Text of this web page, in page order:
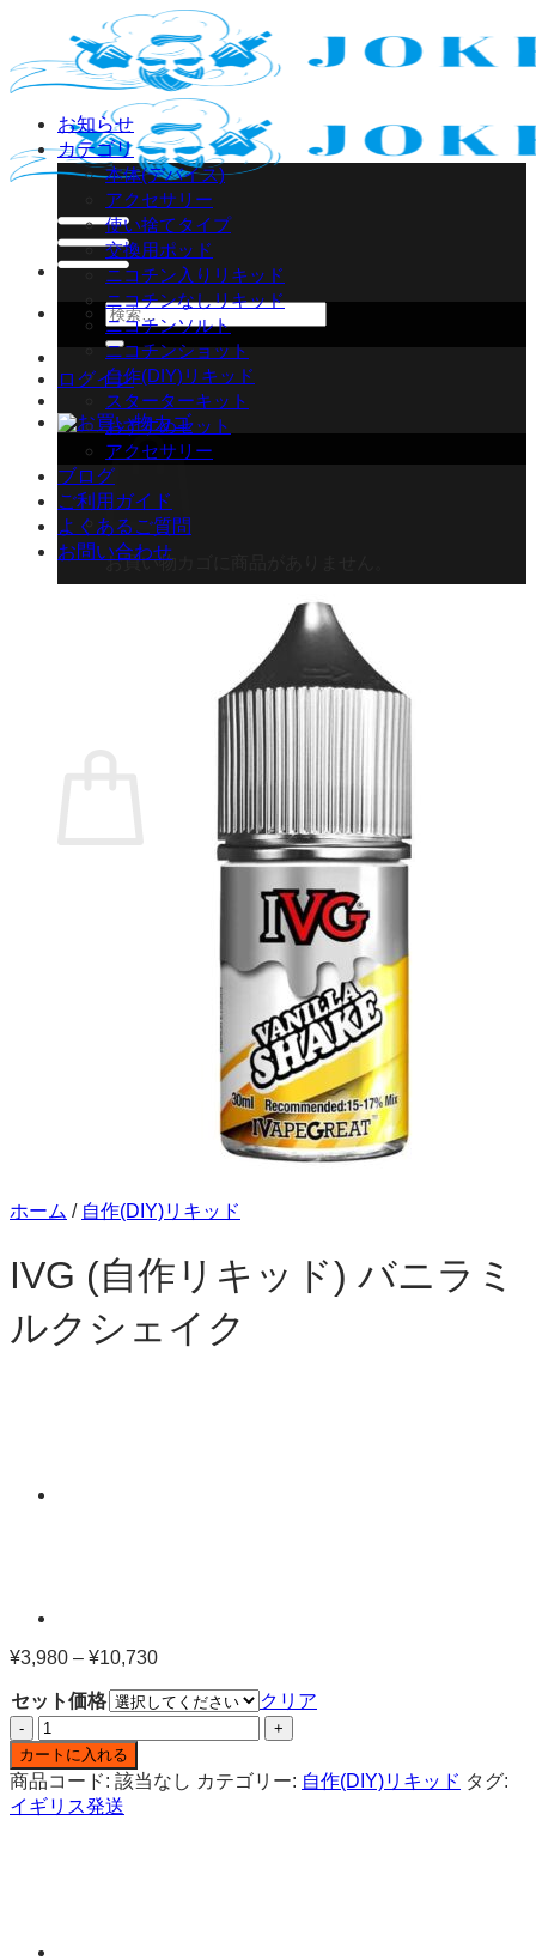
content
検
索
対
象:
ログイン
お買い物カゴに商品がありません。
合計金額：
お知らせ
カテゴリ
本体(デバイス)
アクセサリー
使い捨てタイプ
交換用ポッド
ニコチン入りリキッド
ニコチンなしリキッド
ニコチンソルト
ニコチンショット
自作(DIY)リキッド
スターターキット
おすすめセット
アクセサリー
ブログ
ご利用ガイド
よくあるご質問
お問い合わせ
ホーム / 自作(DIY)リキッド
IVG (自作リキッド) バニラミ
ルクシェイク
¥3,980 – ¥10,730価
帯:
¥10,730
セット価格
クリア
IVG
(自
作
リ
キ
ラ
カートに入れる
商品コード: 該当なし カテゴリー: 自作(DIY)リキッド タグ:
イギリス発送